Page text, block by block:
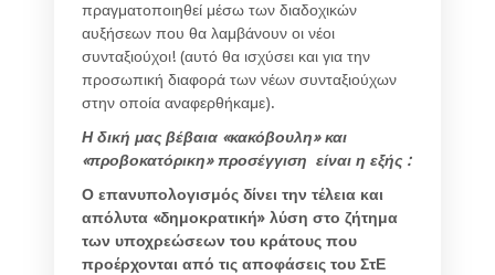
πραγματοποιηθεί μέσω των διαδοχικών
αυξήσεων που θα λαμβάνουν οι νέοι
συνταξιούχοι! (αυτό θα ισχύσει και για την
προσωπική διαφορά των νέων συνταξιούχων
στην οποία αναφερθήκαμε).
Η δική μας βέβαια «κακόβουλη» και
«προβοκατόρικη» προσέγγιση είναι η εξής :
Ο επανυπολογισμός δίνει την τέλεια και
απόλυτα «δημοκρατική» λύση στο ζήτημα
των υποχρεώσεων του κράτους που
προέρχονται από τις αποφάσεις του ΣτΕ